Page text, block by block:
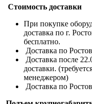
Стоимость доставки
При покупке
доставка по г.
бесплатно.
Доставка по
Доставка после
доставки.
менеджером)
Доставка по